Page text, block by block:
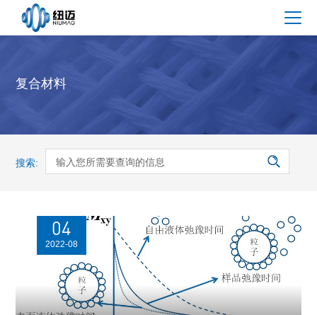
复合材料
搜索:
04
2022-08